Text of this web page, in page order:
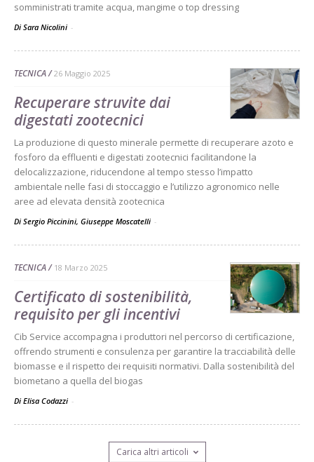
somministrati tramite acqua, mangime o top dressing
Di Sara Nicolini -
TECNICA 26 Maggio 2025
Recuperare struvite dai
digestati zootecnici
La produzione di questo minerale permette di recuperare azoto e
fosforo da effluenti e digestati zootecnici facilitandone la
delocalizzazione, riducendone al tempo stesso l’impatto
ambientale nelle fasi di stoccaggio e l’utilizzo agronomico nelle
aree ad elevata densità zootecnica
Di Sergio Piccinini, Giuseppe Moscatelli -
TECNICA 18 Marzo 2025
Certificato di sostenibilità,
requisito per gli incentivi
Cib Service accompagna i produttori nel percorso di certificazione,
offrendo strumenti e consulenza per garantire la tracciabilità delle
biomasse e il rispetto dei requisiti normativi. Dalla sostenibilità del
biometano a quella del biogas
Di Elisa Codazzi -
Carica altri articoli